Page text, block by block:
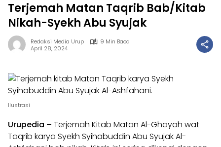
Terjemah Matan Taqrib Bab/Kitab
Nikah-Syekh Abu Syujak
Redaksi Media Urup
9 Min Baca
April 28, 2024
Ilustrasi
Urupedia – Terjemah Kitab Matan Al-Ghayah wat
Taqrib karya Syekh Syihabuddin Abu Syujak Al-